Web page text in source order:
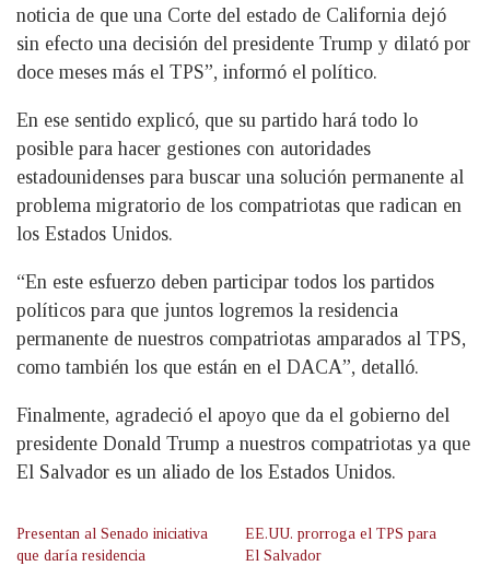
noticia de que una Corte del estado de California dejó
sin efecto una decisión del presidente Trump y dilató por
doce meses más el TPS”, informó el político.
En ese sentido explicó, que su partido hará todo lo
posible para hacer gestiones con autoridades
estadounidenses para buscar una solución permanente al
problema migratorio de los compatriotas que radican en
los Estados Unidos.
“En este esfuerzo deben participar todos los partidos
políticos para que juntos logremos la residencia
permanente de nuestros compatriotas amparados al TPS,
como también los que están en el DACA”, detalló.
Finalmente, agradeció el apoyo que da el gobierno del
presidente Donald Trump a nuestros compatriotas ya que
El Salvador es un aliado de los Estados Unidos.
Presentan al Senado iniciativa
que daría residencia
EE.UU. prorroga el TPS para
El Salvador